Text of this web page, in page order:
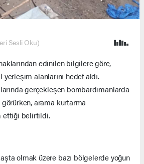
Sesli Oku)
edinilen bilgilere göre,
alanlarını hedef aldı.
gerçekleşen bombardımanlarda
arama kurtarma
ettiği belirtildi.
olmak üzere bazı bölgelerde yoğun